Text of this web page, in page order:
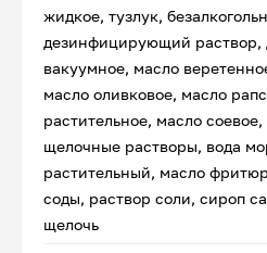
жидкое, тузлук,
дезинфицирующий раствор,
вакуумное, масло
масло оливковое, масло
растительное, масло
щелочные растворы, вода
растительный, масло
соды, раствор соли, сироп
щелочь